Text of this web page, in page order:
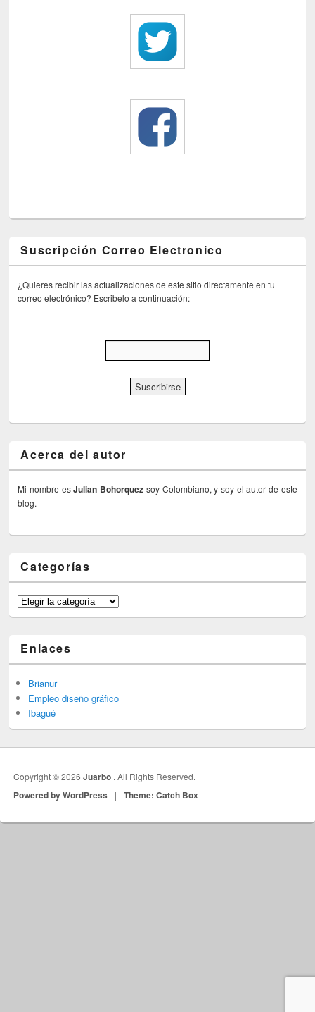
Suscripción Correo Electronico
¿Quieres recibir las actualizaciones de este sitio directamente en tu
correo electrónico? Escribelo a continuación:
Acerca del autor
Mi nombre esJulian Bohorquez soy Colombiano, y soy el autor de este
blog.
Categorías
Categorías
Enlaces
Brianur
Empleo diseño gráfico
Ibagué
Copyright © 2026Juarbo . All Rights Reserved.
Powered by WordPress | Theme: Catch Box